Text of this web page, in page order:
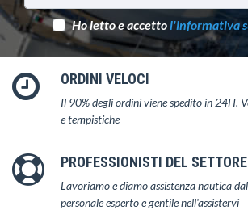
Ho letto e accettol'informativa
ORDINI VELOCI
Il 90% degli ordini viene spedito in 24H.
e tempistiche
PROFESSIONISTI DEL SETTORE
Lavoriamo e diamo assistenza nautica
personale esperto e gentile nell'assistervi